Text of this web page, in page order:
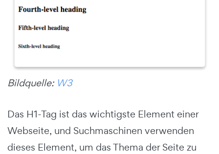
Bildquelle: W3
Das H1-Tag ist das wichtigste Element einer
Webseite, und Suchmaschinen verwenden
dieses Element, um das Thema der Seite zu